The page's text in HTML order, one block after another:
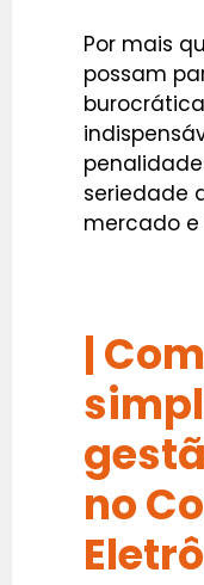
Por mais
possam
seriedade
mercado e
|
no